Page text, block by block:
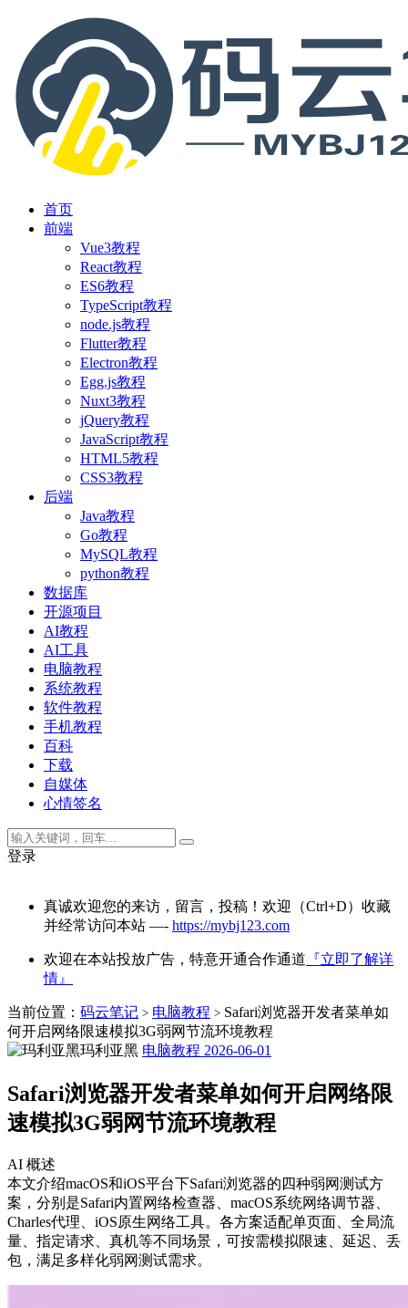
首页
前端
Vue3教程
React教程
ES6教程
TypeScript教程
node.js教程
Flutter教程
Electron教程
Egg.js教程
Nuxt3教程
jQuery教程
JavaScript教程
HTML5教程
CSS3教程
后端
Java教程
Go教程
MySQL教程
python教程
数据库
开源项目
AI教程
AI工具
电脑教程
系统教程
软件教程
手机教程
百科
下载
自媒体
心情签名
登录
真诚欢迎您的来访，留言，投稿！欢迎（Ctrl+D）收藏
并经常访问本站 —- https://mybj123.com
欢迎在本站投放广告，特意开通合作通道 『立即了解详
情』
当前位置： 码云笔记 > 电脑教程 > Safari浏览器开发者菜单如
何开启网络限速模拟3G弱网节流环境教程
玛利亚黑 电脑教程 2026-06-01
Safari浏览器开发者菜单如何开启网络限
速模拟3G弱网节流环境教程
AI 概述
本文介绍macOS和iOS平台下Safari浏览器的四种弱网测试方
案，分别是Safari内置网络检查器、macOS系统网络调节器、
Charles代理、iOS原生网络工具。各方案适配单页面、全局流
量、指定请求、真机等不同场景，可按需模拟限速、延迟、丢
包，满足多样化弱网测试需求。